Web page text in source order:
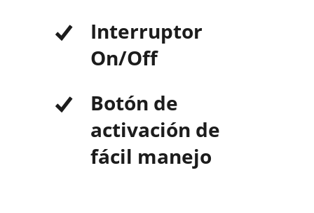
Interruptor
On/Off
Botón de
activación de
fácil manejo